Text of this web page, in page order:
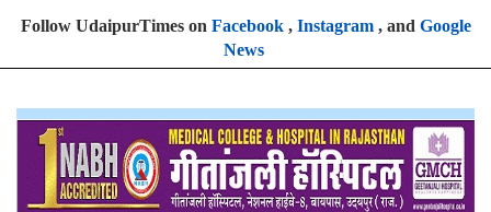
Follow UdaipurTimes on Facebook, Instagram, and Google
News